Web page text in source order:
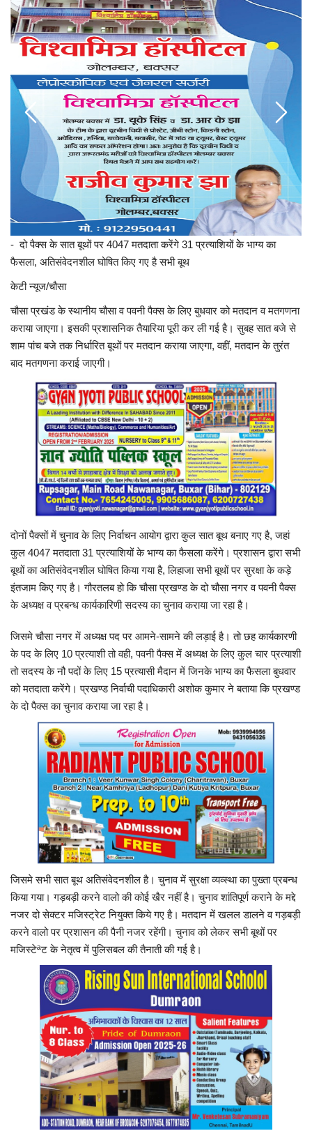
जहानाबाद
- दो पैक्स के सात बूथों पर 4047 मतदाता करेंगे 31 प्रत्याशियों केे भाग्य का
फैसला, अतिसंवेदनशील घोषित किए गए है सभी बूथ
केटी न्यूज/चौसा
चौसा प्रखंड के स्थानीय चौसा व पवनी पैक्स के लिए बुधवार को मतदान व मतगणना
कराया जाएगा। इसकी प्रशासनिक तैयारिया पूरी कर ली गई है। सुबह सात बजे से
शाम पांच बजे तक निर्धारित बूथों पर मतदान कराया जाएगा, वहीं, मतदान के तुरंत
बाद मतगणना कराई जाएगी।
दोनों पैक्सों में चुनाव के लिए निर्वाचन आयोग द्वारा कुल सात बूथ बनाए गए है, जहां
कुल 4047 मतदाता 31 प्रत्याशियों के भाग्य का फैसला करेंगे। प्रशासन द्वारा सभी
बूथों का अतिसंवेदनशील घोषित किया गया है, लिहाजा सभी बूथों पर सुरक्षा के कड़े
इंतजाम किए गए है। गौरतलब हो कि चौसा प्रखण्ड के दो चौसा नगर व पवनी पैक्स
के अध्यक्ष व प्रबन्ध कार्यकारिणी सदस्य का चुनाव कराया जा रहा है।
जिसमे चौसा नगर में अध्यक्ष पद पर आमने-सामने की लड़ाई है। तो छह कार्यकारणी
के पद के लिए 10 प्रत्याशी तो वही, पवनी पैक्स में अध्यक्ष के लिए कुल चार प्रत्याशी
तो सदस्य के नौ पदों के लिए 15 प्रत्यासी मैदान में जिनके भाग्य का फैसला बुधवार
को मतदाता करेंगे। प्रखण्ड निर्वाची पदाधिकारी अशोक कुमार ने बताया कि प्रखण्ड
के दो पैक्स का चुनाव कराया जा रहा है।
जिसमे सभी सात बूथ अतिसंवेदनशील है। चुनाव में सुरक्षा व्यव्स्था का पुख्ता प्रबन्ध
किया गया। गड़बड़ी करने वालो की कोई खैर नहीं है। चुनाव शांतिपूर्ण कराने के मद्दे
नजर दो सेक्टर मजिस्ट्रेट नियुक्त किये गए है। मतदान में खलल डालने व गड़बड़ी
करने वालो पर प्रशासन की पैनी नजर रहेंगी। चुनाव को लेकर सभी बूथों पर
मजिस्टेªट के नेतृत्व में पुलिसबल की तैनाती की गई है।